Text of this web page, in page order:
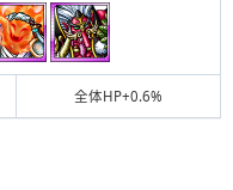
全体HP+0.6%